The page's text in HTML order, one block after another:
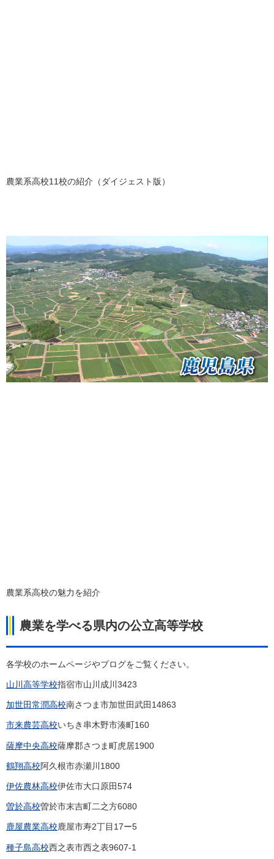
農業系高校11校の紹介（ダイジェスト版）
農業系高校の魅力を紹介
農業を学べる県内の公立高等学校
各学校のホームページやブログをご覧ください。
山川高等学校指宿市山川成川3423
加世田常潤高校南さつま市加世田武田14863
市来農芸高校いちき串木野市湊町160
薩摩中央高校薩摩郡さつま町虎居1900
鶴翔高校阿久根市赤瀬川1800
伊佐農林高校伊佐市大口原田574
曽於高校曽於市末吉町二之方6080
鹿屋農業高校鹿屋市寿2丁目17ー5
種子島高校西之表市西之表9607-1